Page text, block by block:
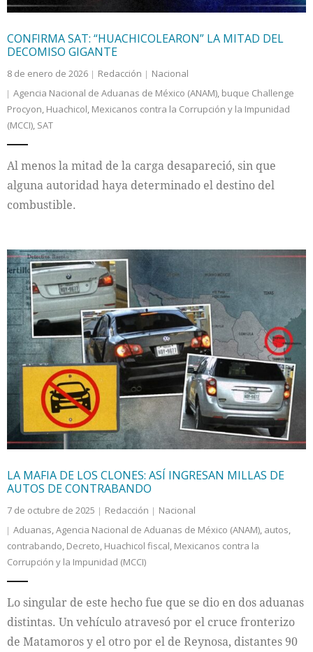
CONFIRMA SAT: “HUACHICOLEARON” LA MITAD DEL
DECOMISO GIGANTE
8 de enero de 2026 Redacción
Nacional
Agencia Nacional de Aduanas de México (ANAM), buque Challenge
Procyon, Huachicol, Mexicanos contra la Corrupción y la Impunidad
(MCCI), SAT
Al menos la mitad de la carga desapareció, sin que
alguna autoridad haya determinado el destino del
combustible.
LA MAFIA DE LOS CLONES: ASÍ INGRESAN MILLAS DE
AUTOS DE CONTRABANDO
7 de octubre de 2025 Redacción
Nacional
Aduanas,Agencia Nacional de Aduanas de México (ANAM), autos,
contrabando, Decreto, Huachicol fiscal, Mexicanos contra la
Corrupción y la Impunidad (MCCI)
Lo singular de este hecho fue que se dio en dos aduanas
distintas. Un vehículo atravesó por el cruce fronterizo
de Matamoros y el otro por el de Reynosa, distantes 90